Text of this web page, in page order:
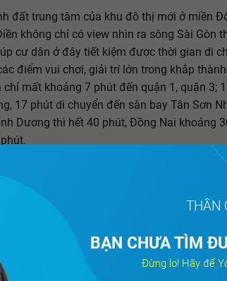
đất trung tâm của khu đô thị mới ở miền
không chỉ có view nhìn ra sông Sài Gòn
cư dân ở đây tiết kiệm được thời gian di
điểm vui chơi, giải trí lớn trong khắp
chỉ mất khoảng 7 phút đến quận 1, quận 3;
17 phút di chuyển đến sân bay Tân Sơn
Dương thì hết 40 phút, Đồng Nai khoảng
dự án cùng khu vực, Masteri Thảo Điền có
dự án hiếm hoi được kết nối trực tiếp vớiTHÂN
BẠN CHƯA TÌM
Đừng lo! Hãy để